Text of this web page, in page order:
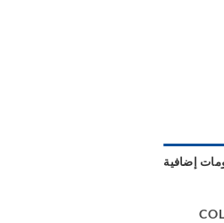
إضافية